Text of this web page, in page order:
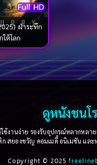
Full HD
ฝ่าระทึก
ใต้โลก
ดูหนังชนโ
งานง่าย รองรับอุปกรณ์หลากหล
สยองขวัญ คอมเมดี้ อนิเมชัน แล
Copyright © 2025